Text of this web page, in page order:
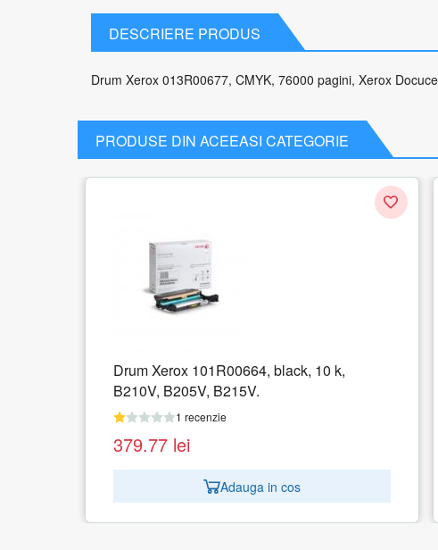
DESCRIERE PRODUS
Drum Xerox 013R00677, CMYK, 76000 pagini, Xerox
PRODUSE DIN ACEEASI CATEGORIE
Drum Xerox 101R00664, black, 10 k,
B210V, B205V, B215V.
1 recenzie
379.77 lei
Adauga in cos